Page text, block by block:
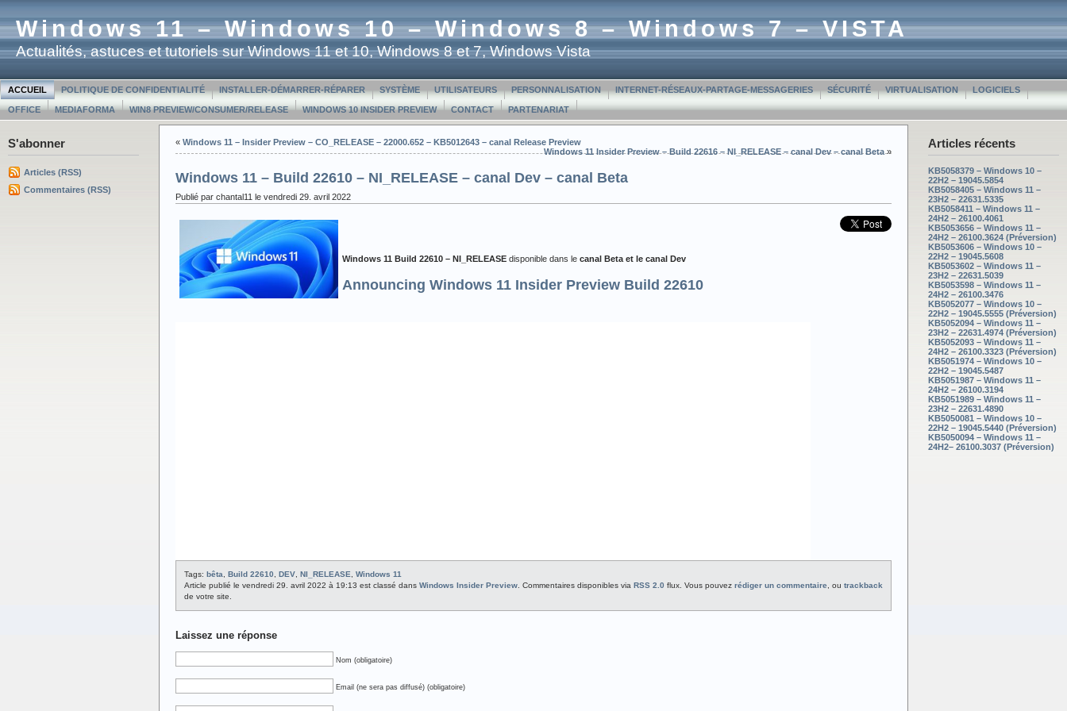
Windows 11 – Windows 10 – Windows 8 – Windows 7 – VISTA
Actualités, astuces et tutoriels sur Windows 11 et 10, Windows 8 et 7, Windows Vista
ACCUEIL POLITIQUE DE CONFIDENTIALITÉ INSTALLER-DÉMARRER-RÉPARER SYSTÈME UTILISATEURS PERSONNALISATION INTERNET-RÉSEAUX-PARTAGE-MESSAGERIES SÉCURITÉ VIRTUALISATION LOGICIELS
OFFICE MEDIAFORMA WIN8 PREVIEW/CONSUMER/RELEASE WINDOWS 10 INSIDER PREVIEW CONTACT PARTENARIAT
S'abonner
Articles (RSS)
Commentaires (RSS)
Articles récents
KB5058379 – Windows 10 –
22H2 – 19045.5854
KB5058405 – Windows 11 –
23H2 – 22631.5335
KB5058411 – Windows 11 –
24H2 – 26100.4061
KB5053656 – Windows 11 –
24H2 – 26100.3624 (Préversion)
KB5053606 – Windows 10 –
22H2 – 19045.5608
KB5053602 – Windows 11 –
23H2 – 22631.5039
KB5053598 – Windows 11 –
24H2 – 26100.3476
KB5052077 – Windows 10 –
22H2 – 19045.5555 (Préversion)
KB5052094 – Windows 11 –
23H2 – 22631.4974 (Préversion)
KB5052093 – Windows 11 –
24H2 – 26100.3323 (Préversion)
KB5051974 – Windows 10 –
22H2 – 19045.5487
KB5051987 – Windows 11 –
24H2 – 26100.3194
KB5051989 – Windows 11 –
23H2 – 22631.4890
KB5050081 – Windows 10 –
22H2 – 19045.5440 (Préversion)
KB5050094 – Windows 11 –
24H2– 26100.3037 (Préversion)
« Windows 11 – Insider Preview – CO_RELEASE – 22000.652 – KB5012643 – canal Release Preview
Windows 11 Insider Preview – Build 22616 – NI_RELEASE – canal Dev – canal Beta»
Windows 11 – Build 22610 – NI_RELEASE – canal Dev – canal Beta
Publié par chantal11 le vendredi 29. avril 2022
Windows 11 Build 22610 – NI_RELEASE disponible dans le canal Beta et le canal Dev
Announcing Windows 11 Insider Preview Build 22610
Tags: bêta Build 22610 DEV NI_RELEASE
Windows 11
Article publié le vendredi 29. avril 2022 à 19:13 est classé dans Windows Insider Preview . Commentaires disponibles via RSS 2.0 flux. Vous pouvez rédiger un commentaire , ou trackback
de votre site.
Laissez une réponse
Nom (obligatoire)
Email (ne sera pas diffusé) (obligatoire)